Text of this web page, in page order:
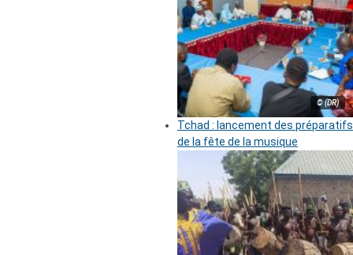
© (DR)
Tchad : lancement des préparatifs
de la fête de la musique